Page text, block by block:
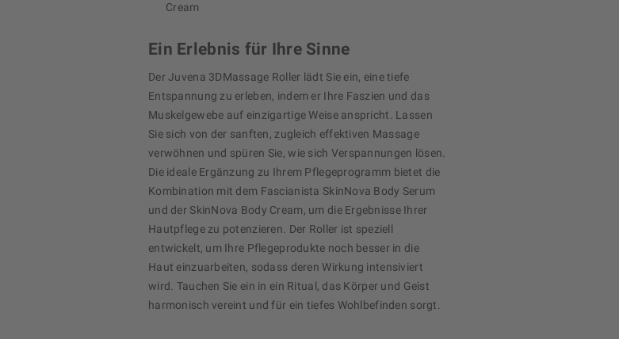
Cream
Ein Erlebnis für Ihre Sinne
Der Juvena 3DMassage Roller lädt Sie ein, eine tiefe
Entspannung zu erleben, indem er Ihre Faszien und das
Muskelgewebe auf einzigartige Weise anspricht. Lassen
Sie sich von der sanften, zugleich effektiven Massage
verwöhnen und spüren Sie, wie sich Verspannungen lösen.
Die ideale Ergänzung zu Ihrem Pflegeprogramm bietet die
Kombination mit dem Fascianista SkinNova Body Serum
und der SkinNova Body Cream, um die Ergebnisse Ihrer
Hautpflege zu potenzieren. Der Roller ist speziell
entwickelt, um Ihre Pflegeprodukte noch besser in die
Haut einzuarbeiten, sodass deren Wirkung intensiviert
wird. Tauchen Sie ein in ein Ritual, das Körper und Geist
harmonisch vereint und für ein tiefes Wohlbefinden sorgt.